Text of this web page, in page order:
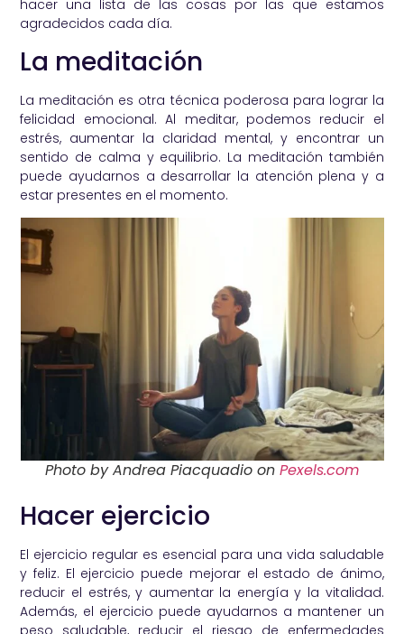
hacer una lista de las cosas por las que estamos
agradecidos cada día.
La meditación
La meditación es otra técnica poderosa para lograr la
felicidad emocional. Al meditar, podemos reducir el
estrés, aumentar la claridad mental, y encontrar un
sentido de calma y equilibrio. La meditación también
puede ayudarnos a desarrollar la atención plena y a
estar presentes en el momento.
Photo by Andrea Piacquadio on Pexels.com
Hacer ejercicio
El ejercicio regular es esencial para una vida saludable
y feliz. El ejercicio puede mejorar el estado de ánimo,
reducir el estrés, y aumentar la energía y la vitalidad.
Además, el ejercicio puede ayudarnos a mantener un
peso saludable, reducir el riesgo de enfermedades